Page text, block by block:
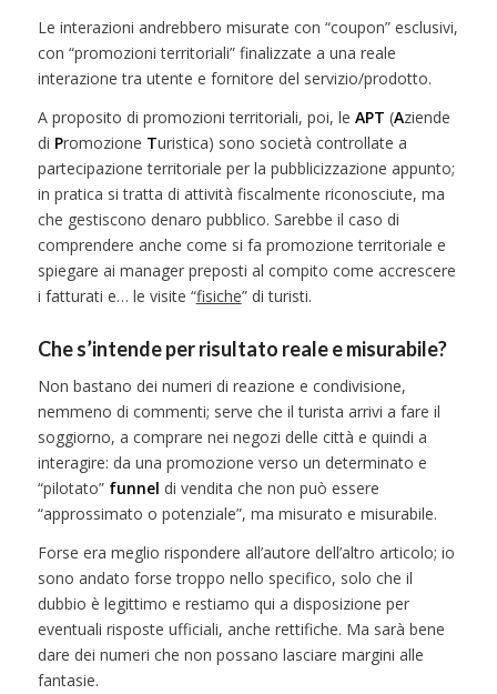
Le interazioni andrebbero misurate con “coupon” esclusivi,
con “promozioni territoriali” finalizzate a una reale
interazione tra utente e fornitore del servizio/prodotto.
A proposito di promozioni territoriali, poi, le APT (Aziende
di Promozione Turistica) sono società controllate a
partecipazione territoriale per la pubblicizzazione appunto;
in pratica si tratta di attività fiscalmente riconosciute, ma
che gestiscono denaro pubblico. Sarebbe il caso di
comprendere anche come si fa promozione territoriale e
spiegare ai manager preposti al compito come accrescere
i fatturati e… le visite “fisiche” di turisti.
Che s’intende per risultato reale e misurabile?
Non bastano dei numeri di reazione e condivisione,
nemmeno di commenti; serve che il turista arrivi a fare il
soggiorno, a comprare nei negozi delle città e quindi a
interagire: da una promozione verso un determinato e
“pilotato” funnel di vendita che non può essere
“approssimato o potenziale”, ma misurato e misurabile.
Forse era meglio rispondere all’autore dell’altro articolo; io
sono andato forse troppo nello specifico, solo che il
dubbio è legittimo e restiamo qui a disposizione per
eventuali risposte ufficiali, anche rettifiche. Ma sarà bene
dare dei numeri che non possano lasciare margini alle
fantasie.